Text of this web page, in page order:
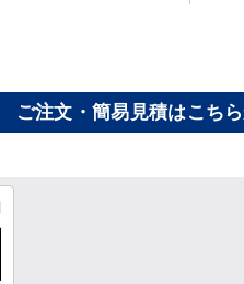
ご注文・簡易見積はこち